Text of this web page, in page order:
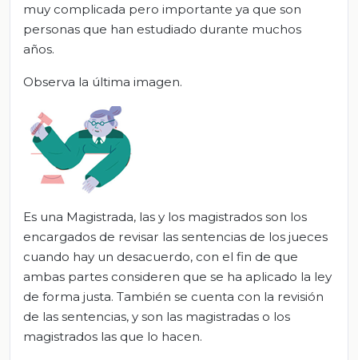
muy complicada pero importante ya que son
personas que han estudiado durante muchos
años.
Observa la última imagen.
Es una Magistrada, las y los magistrados son los
encargados de revisar las sentencias de los jueces
cuando hay un desacuerdo, con el fin de que
ambas partes consideren que se ha aplicado la ley
de forma justa. También se cuenta con la revisión
de las sentencias, y son las magistradas o los
magistrados las que lo hacen.